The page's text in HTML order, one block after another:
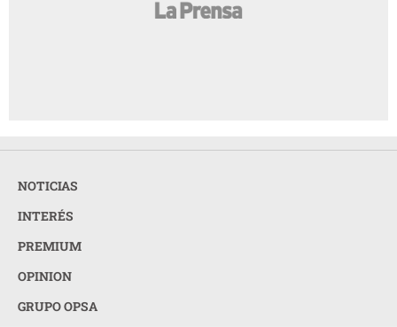
NOTICIAS
INTERÉS
PREMIUM
OPINION
GRUPO OPSA